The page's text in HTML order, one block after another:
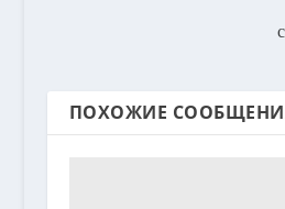
ПОХОЖИЕ